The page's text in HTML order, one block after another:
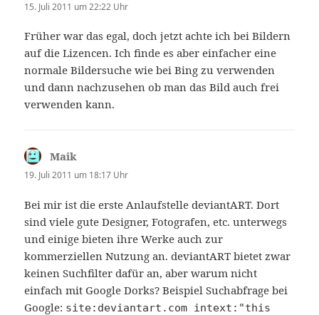
15. Juli 2011 um 22:22 Uhr
Früher war das egal, doch jetzt achte ich bei Bildern
auf die Lizencen. Ich finde es aber einfacher eine
normale Bildersuche wie bei Bing zu verwenden
und dann nachzusehen ob man das Bild auch frei
verwenden kann.
Maik
19. Juli 2011 um 18:17 Uhr
Bei mir ist die erste Anlaufstelle deviantART. Dort
sind viele gute Designer, Fotografen, etc. unterwegs
und einige bieten ihre Werke auch zur
kommerziellen Nutzung an. deviantART bietet zwar
keinen Suchfilter dafür an, aber warum nicht
einfach mit Google Dorks? Beispiel Suchabfrage bei
Google: site:deviantart.com intext:"this